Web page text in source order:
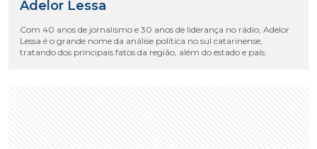
Adelor Lessa
Com 40 anos de jornalismo e 30 anos de liderança no rádio, Adelor
Lessa é o grande nome da análise política no sul catarinense,
tratando dos principais fatos da região, além do estado e país.